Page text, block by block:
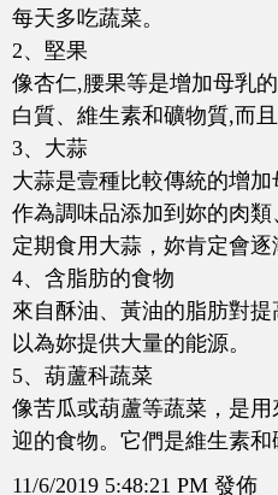
每天多吃蔬菜。
2、堅果
像杏仁,腰果等是增加母乳
白質、維生素和礦物質,而
3、大蒜
大蒜是壹種比較傳統的增
作為調味品添加到妳的肉
定期食用大蒜，妳肯定會逐
4、含脂肪的食物
來自酥油、黃油的脂肪對
以為妳提供大量的能源。
5、葫蘆科蔬菜
像苦瓜或葫蘆等蔬菜，是
迎的食物。它們是維生素和
11/6/2019 5:48:21 PM 發佈